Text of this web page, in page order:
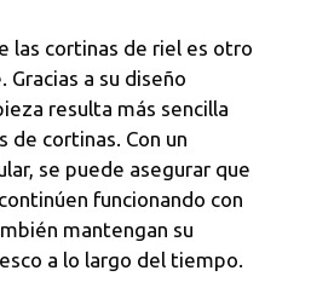
las cortinas de riel es otro
a su diseño
resulta más sencilla
de cortinas. Con un
se puede asegurar que
funcionando con
mantengan su
a lo largo del tiempo.